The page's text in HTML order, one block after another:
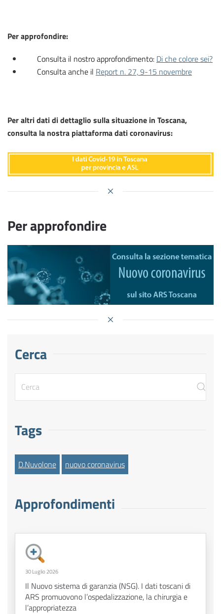
Per approfondire:
Consulta il nostro approfondimento: Di che colore sei?
Consulta anche il Report n. 27, 9-15 novembre
Per altri dati di dettaglio sulla situazione in Toscana,
consulta la nostra piattaforma dati coronavirus:
Per approfondire
Cerca
Tags
D.Nuvolone nuovo coronavirus
Approfondimenti
30 Luglio 2026
Il Nuovo sistema di garanzia (NSG). I dati toscani di
ARS promuovono l’ospedalizzazione, la chirurgia e
l’appropriatezza